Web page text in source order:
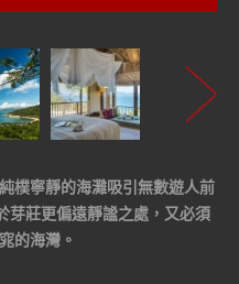
樸寧靜的海灘吸引無數遊人前
芽莊更偏遠靜謐之處，又必須
的海灣。